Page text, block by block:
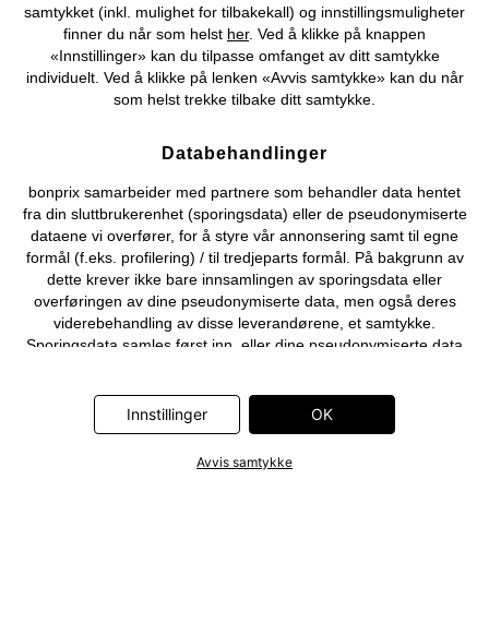
©2026 bonprix.
samtykket (inkl. mulighet for tilbakekall) og innstillingsmuligheter
finner du når som helst her. Ved å klikke på knappen
«Innstillinger» kan du tilpasse omfanget av ditt samtykke
individuelt. Ved å klikke på lenken «Avvis samtykke» kan du når
som helst trekke tilbake ditt samtykke.
Databehandlinger
bonprix samarbeider med partnere som behandler data hentet
fra din sluttbrukerenhet (sporingsdata) eller de pseudonymiserte
dataene vi overfører, for å styre vår annonsering samt til egne
formål (f.eks. profilering) / til tredjeparts formål. På bakgrunn av
dette krever ikke bare innsamlingen av sporingsdata eller
overføringen av dine pseudonymiserte data, men også deres
viderebehandling av disse leverandørene, et samtykke.
Sporingsdata samles først inn, eller dine pseudonymiserte data
Adjust GmbH, Criteo SA, Flowbox AB, Google Ireland Ltd, Hurra
Communications GmbH, ID5 Technology Ltd, Meta Platforms
Ireland Ltd, Microsoft Ireland Operations Ltd, Pinterest Europe
Ltd, RTB-House GmbH, Snap Group Ltd, TikTok Information
Innstillinger OK
Avvis samtykke